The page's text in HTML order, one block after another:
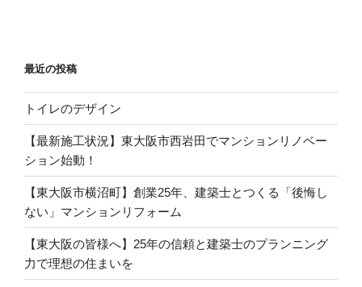
最近の投稿
トイレのデザイン
【最新施工状況】東大阪市西岩田でマンションリノベー
ション始動！
【東大阪市横沼町】創業25年、建築士とつくる「後悔し
ない」マンションリフォーム
【東大阪の皆様へ】25年の信頼と建築士のプランニング
力で理想の住まいを